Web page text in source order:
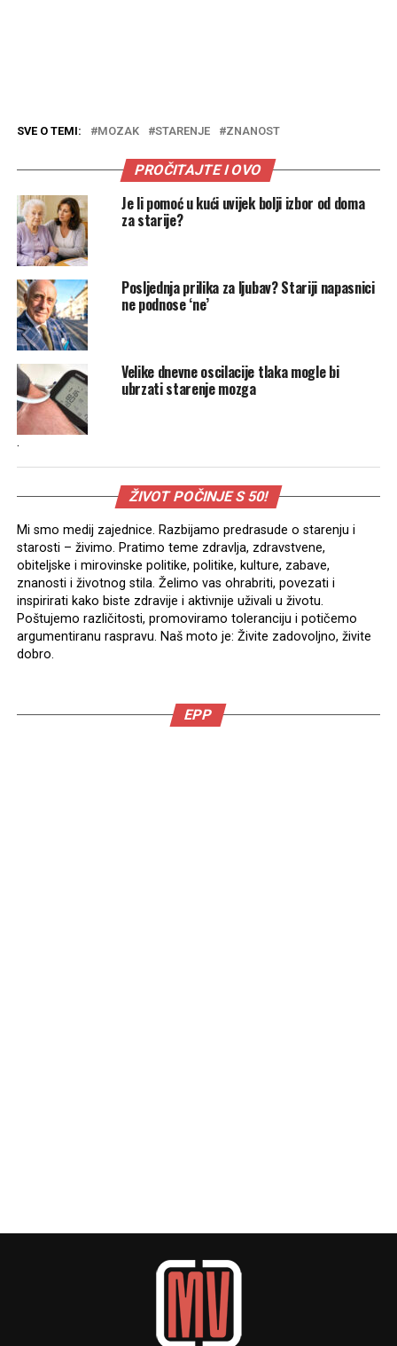
SVE O TEMI: MOZAK STARENJE ZNANOST
PROČITAJTE I OVO
Je li pomoć u kući uvijek bolji izbor od doma
za starije?
Posljednja prilika za ljubav? Stariji napasnici
ne podnose ‘ne’
Velike dnevne oscilacije tlaka mogle bi
ubrzati starenje mozga
.
ŽIVOT POČINJE S 50!
Mi smo medij zajednice. Razbijamo predrasude o starenju i
starosti – živimo. Pratimo teme zdravlja, zdravstvene,
obiteljske i mirovinske politike, politike, kulture, zabave,
znanosti i životnog stila. Želimo vas ohrabriti, povezati i
inspirirati kako biste zdravije i aktivnije uživali u životu.
Poštujemo različitosti, promoviramo toleranciju i potičemo
argumentiranu raspravu. Naš moto je: Živite zadovoljno, živite
dobro.
EPP